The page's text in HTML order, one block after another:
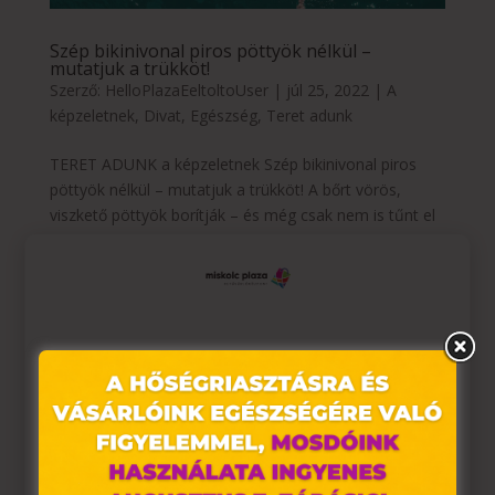
Szép bikinivonal piros pöttyök nélkül –
mutatjuk a trükköt!
Szerző: HelloPlazaEeltoltoUser| júl 25, 2022 | A
képzeletnek, Divat, Egészség, Teret adunk
TERET ADUNK a képzeletnek Szép bikinivonal piros
pöttyök nélkül – mutatjuk a trükköt! A bőrt vörös,
viszkető pöttyök borítják – és még csak nem is tűnt el
tökéletes bikinivonal képe sajnos nem mindig egyezik
Weboldalunkon „cookie"-kat (továbbiakban „süti")
alkalmazunk. Ezek olyan fájlok, melyek információt
tárolnak webes böngészőjében. Ehhez az Ön
hozzájárulása szükséges.